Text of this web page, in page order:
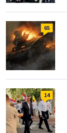
65
14